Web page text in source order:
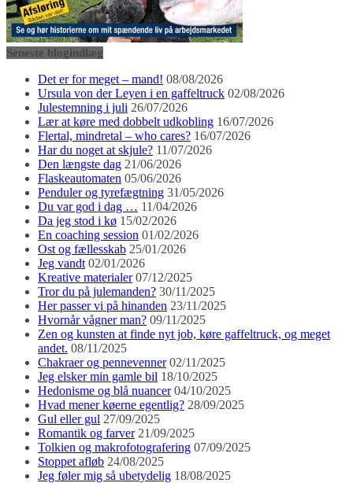
Seneste blogindlæg
Det er for meget – mand! 08/08/2026
Ursula von der Leyen i en gaffeltruck 02/08/2026
Julestemning i juli 26/07/2026
Lær at køre med dobbelt udkobling 16/07/2026
Flertal, mindretal – who cares? 16/07/2026
Har du noget at skjule? 11/07/2026
Den længste dag 21/06/2026
Flaskeautomaten 05/06/2026
Penduler og tyrefægtning 31/05/2026
Du var god i dag … 11/04/2026
Da jeg stod i kø 15/02/2026
En coaching session 01/02/2026
Ost og fællesskab 25/01/2026
Jeg vandt 02/01/2026
Kreative materialer 07/12/2025
Tror du på julemanden? 30/11/2025
Her passer vi på hinanden 23/11/2025
Hvornår vågner man? 09/11/2025
Zen og kunsten at finde nyt job, køre gaffeltruck, og meget
andet. 08/11/2025
Chakraer og pennevenner 02/11/2025
Jeg elsker min gamle bil 18/10/2025
Hedonisme og blå nuancer 04/10/2025
Hvad mener køerne egentlig? 28/09/2025
Gul eller gul 27/09/2025
Romantik og farver 21/09/2025
Tolkien og makrofotografering 07/09/2025
Stoppet afløb 24/08/2025
Jeg føler mig så ubetydelig 18/08/2025